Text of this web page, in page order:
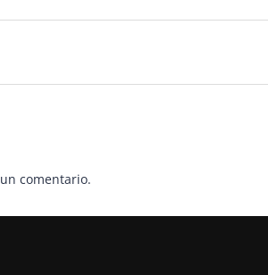
comentario.